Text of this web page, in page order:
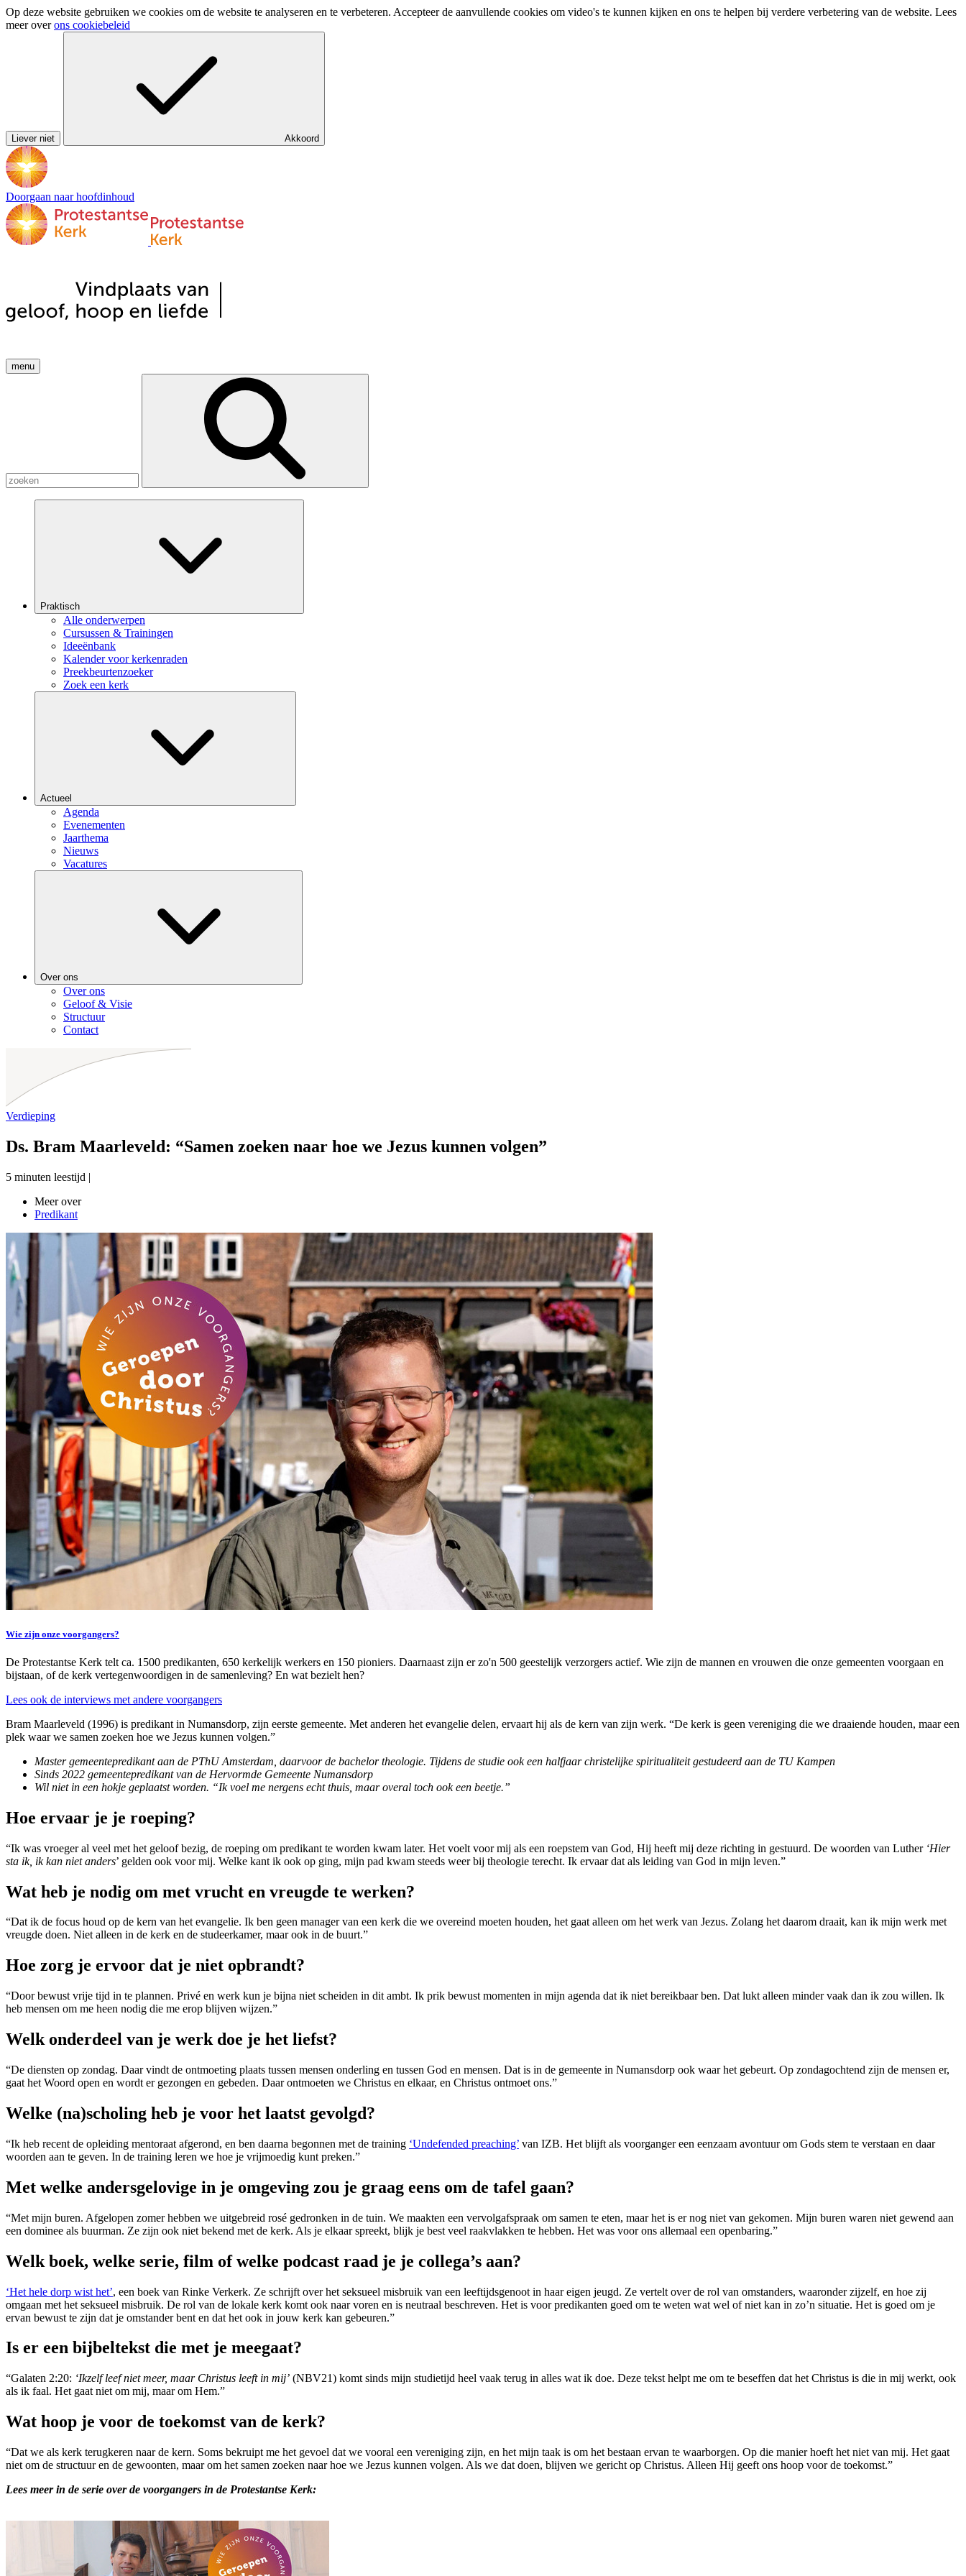
Op deze website gebruiken we cookies om de website te analyseren en te verbeteren. Accepteer de aanvullende cookies om video's te kunnen kijken en ons te helpen bij verdere verbetering van de website. Lees
meer overons cookiebeleid
Liever niet Akkoord
Doorgaan naar hoofdinhoud
menu
Praktisch
Alle onderwerpen
Cursussen & Trainingen
Ideeënbank
Kalender voor kerkenraden
Preekbeurtenzoeker
Zoek een kerk
Actueel
Agenda
Evenementen
Jaarthema
Nieuws
Vacatures
Over ons
Over ons
Geloof & Visie
Structuur
Contact
Verdieping
Ds. Bram Maarleveld: “Samen zoeken naar hoe we Jezus kunnen volgen”
5 minuten leestijd |
Meer over
Predikant
Wie zijn onze voorgangers?
De Protestantse Kerk telt ca. 1500 predikanten, 650 kerkelijk werkers en 150 pioniers. Daarnaast zijn er zo'n 500 geestelijk verzorgers actief. Wie zijn de mannen en vrouwen die onze gemeenten voorgaan en
bijstaan, of de kerk vertegenwoordigen in de samenleving? En wat bezielt hen?
Lees ook de interviews met andere voorgangers
Bram Maarleveld (1996) is predikant in Numansdorp, zijn eerste gemeente. Met anderen het evangelie delen, ervaart hij als de kern van zijn werk. “De kerk is geen vereniging die we draaiende houden, maar een
plek waar we samen zoeken hoe we Jezus kunnen volgen.”
Master gemeentepredikant aan de PThU Amsterdam, daarvoor de bachelor theologie. Tijdens de studie ook een halfjaar christelijke spiritualiteit gestudeerd aan de TU Kampen
Sinds 2022 gemeentepredikant van de Hervormde Gemeente Numansdorp
Wil niet in een hokje geplaatst worden. “Ik voel me nergens echt thuis, maar overal toch ook een beetje.”
Hoe ervaar je je roeping?
“Ik was vroeger al veel met het geloof bezig, de roeping om predikant te worden kwam later. Het voelt voor mij als een roepstem van God, Hij heeft mij deze richting in gestuurd. De woorden van Luther ‘Hier
sta ik, ik kan niet anders’ gelden ook voor mij. Welke kant ik ook op ging, mijn pad kwam steeds weer bij theologie terecht. Ik ervaar dat als leiding van God in mijn leven.”
Wat heb je nodig om met vrucht en vreugde te werken?
“Dat ik de focus houd op de kern van het evangelie. Ik ben geen manager van een kerk die we overeind moeten houden, het gaat alleen om het werk van Jezus. Zolang het daarom draait, kan ik mijn werk met
vreugde doen. Niet alleen in de kerk en de studeerkamer, maar ook in de buurt.”
Hoe zorg je ervoor dat je niet opbrandt?
“Door bewust vrije tijd in te plannen. Privé en werk kun je bijna niet scheiden in dit ambt. Ik prik bewust momenten in mijn agenda dat ik niet bereikbaar ben. Dat lukt alleen minder vaak dan ik zou willen. Ik
heb mensen om me heen nodig die me erop blijven wijzen.”
Welk onderdeel van je werk doe je het liefst?
“De diensten op zondag. Daar vindt de ontmoeting plaats tussen mensen onderling en tussen God en mensen. Dat is in de gemeente in Numansdorp ook waar het gebeurt. Op zondagochtend zijn de mensen er,
gaat het Woord open en wordt er gezongen en gebeden. Daar ontmoeten we Christus en elkaar, en Christus ontmoet ons.”
Welke (na)scholing heb je voor het laatst gevolgd?
“Ik heb recent de opleiding mentoraat afgerond, en ben daarna begonnen met de training ‘Undefended preaching’ van IZB. Het blijft als voorganger een eenzaam avontuur om Gods stem te verstaan en daar
woorden aan te geven. In de training leren we hoe je vrijmoedig kunt preken.”
Met welke andersgelovige in je omgeving zou je graag eens om de tafel gaan?
“Met mijn buren. Afgelopen zomer hebben we uitgebreid rosé gedronken in de tuin. We maakten een vervolgafspraak om samen te eten, maar het is er nog niet van gekomen. Mijn buren waren niet gewend aan
een dominee als buurman. Ze zijn ook niet bekend met de kerk. Als je elkaar spreekt, blijk je best veel raakvlakken te hebben. Het was voor ons allemaal een openbaring.”
Welk boek, welke serie, film of welke podcast raad je je collega’s aan?
‘Het hele dorp wist het’, een boek van Rinke Verkerk. Ze schrijft over het seksueel misbruik van een leeftijdsgenoot in haar eigen jeugd. Ze vertelt over de rol van omstanders, waaronder zijzelf, en hoe zij
omgaan met het seksueel misbruik. De rol van de lokale kerk komt ook naar voren en is neutraal beschreven. Het is voor predikanten goed om te weten wat wel of niet kan in zo’n situatie. Het is goed om je
ervan bewust te zijn dat je omstander bent en dat het ook in jouw kerk kan gebeuren.”
Is er een bijbeltekst die met je meegaat?
“Galaten 2:20: ‘Ikzelf leef niet meer, maar Christus leeft in mij’ (NBV21) komt sinds mijn studietijd heel vaak terug in alles wat ik doe. Deze tekst helpt me om te beseffen dat het Christus is die in mij werkt, ook
als ik faal. Het gaat niet om mij, maar om Hem.”
Wat hoop je voor de toekomst van de kerk?
“Dat we als kerk terugkeren naar de kern. Soms bekruipt me het gevoel dat we vooral een vereniging zijn, en het mijn taak is om het bestaan ervan te waarborgen. Op die manier hoeft het niet van mij. Het gaat
niet om de structuur en de gewoonten, maar om het samen zoeken naar hoe we Jezus kunnen volgen. Als we dat doen, blijven we gericht op Christus. Alleen Hij geeft ons hoop voor de toekomst.”
Lees meer in de serie over de voorgangers in de Protestantse Kerk: